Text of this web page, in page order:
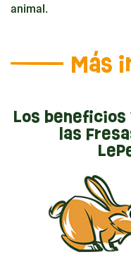
animal.
Más
Los
las